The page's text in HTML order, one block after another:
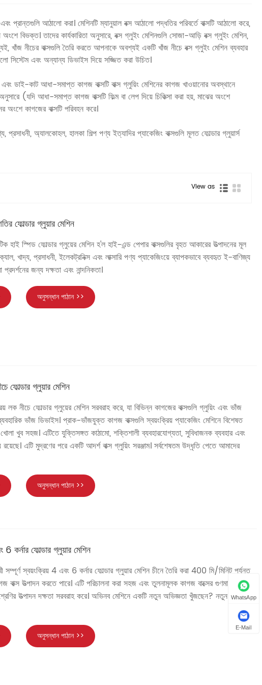
প্রান্তগুলি আঠালো করা। মেশিনটি ম্যানুয়াল বক্স আঠালো পদ্ধতির পরিবর্তে বাক্সটি আঠালো করে,
বিভক্ত। তাদের কার্যকারিতা অনুসারে, বক্স গ্লুইং মেশিনগুলি সোজা-আড়ি বক্স গ্লুইং মেশিন,
নীচের বাক্সগুলি তৈরি করতে আপনাকে অবশ্যই একটি খাঁজ নীচে বক্স গ্লুইং মেশিন ব্যবহার
সিস্টেম এবং অন্যান্য ডিভাইস দিয়ে সজ্জিত করা উচিত।
ডাই-কাট আধা-সমাপ্ত কাগজ বাক্সটি বাক্স গ্লুয়িং মেশিনের কাগজ খাওয়ানোর অবস্থানে
(যদি আধা-সমাপ্ত কাগজ বাক্সটি ফিল্ম বা লেপ দিয়ে চিকিত্সা করা হয়, মাঝের অংশে
কাগজের বাক্সটি পরিবহন করে।
অ্যালকোহল, হালকা শিল্প পণ্য ইত্যাদির প্যাকেজিং বাক্সগুলি মূলত ফোল্ডার গ্লুয়ার্স
View as
ফোল্ডার গ্লুয়ার মেশিন
হাই স্পিড ফোল্ডার গ্লুয়ের মেশিন হ'ল হাই-এন্ড পেপার বাক্সগুলির বৃহত আকারের উত্পাদনের মূল
খাদ্য, প্রসাধনী, ইলেকট্রনিক্স এবং লাক্সারি পণ্য প্যাকেজিংয়ে ব্যাপকভাবে ব্যবহৃত ই-বাণিজ্য
জন্য দক্ষতা এবং নান্দনিকতা।
অনুসন্ধান পাঠান >>
ফোল্ডার গ্লুয়ার মেশিন
লক নীচে ফোল্ডার গ্লুয়ের মেশিন সরবরাহ করে, যা বিভিন্ন কাগজের বাক্সগুলি গ্লুয়িং এবং ভাঁজ
ভাঁজ ডিভাইস। প্রাক-ভাঁজযুক্ত কাগজ বাক্সগুলি স্বয়ংক্রিয় প্যাকেজিং মেশিনে বিশেষত
খুব সহজ। এটিতে যুক্তিসঙ্গত কাঠামো, শক্তিশালী ব্যবহারযোগ্যতা, সুবিধাজনক ব্যবহার এবং
রয়েছে। এটি মুদ্রণের পরে একটি আদর্শ বাক্স গ্লুয়িং সরঞ্জাম। সর্বশেষতম উদ্ধৃতি পেতে আমাদের
অনুসন্ধান পাঠান >>
কর্নার ফোল্ডার গ্লুয়ার মেশিন
স্বয়ংক্রিয় 4 এবং 6 কর্নার ফোল্ডার গ্লুয়ার মেশিন চীনে তৈরি করা 400 মি/মিনিট পর্যন্ত
বাক্স উত্পাদন করতে পারে। এটি পরিচালনা করা সহজ এবং তুলনামূলক কাগজ বাক্সের গুণমান অর্জন
উত্পাদন দক্ষতা সরবরাহ করে। অভিনব মেশিনে একটি নতুন অভিজ্ঞতা খুঁজছেন? নতুন তারা
অনুসন্ধান পাঠান >>
WhatsApp
E-Mail